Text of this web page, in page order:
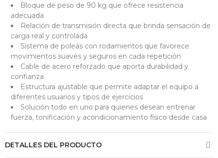
Bloque de peso de 90 kg que ofrece resistencia
adecuada
Relación de transmisión directa que brinda sensación de
carga real y controlada
Sistema de poleas con rodamientos que favorece
movimientos suaves y seguros en cada repetición
Cable de acero reforzado que aporta durabilidad y
confianza
Estructura ajustable que permite adaptar el equipo a
diferentes usuarios y tipos de ejercicios
Solución todo en uno para quienes desean entrenar
fuerza, tonificación y acondicionamiento físico desde casa
DETALLES DEL PRODUCTO